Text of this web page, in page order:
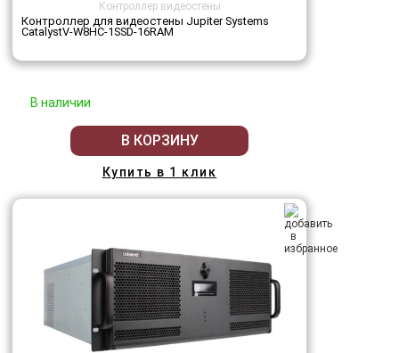
Контроллер видеостены
Контроллер для видеостены Jupiter Systems
CatalystV-W8HC-1SSD-16RAM
В наличии
В КОРЗИНУ
Купить в 1 клик